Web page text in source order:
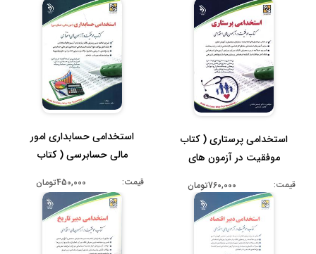
استخدامی پرستاری ( کتاب
موفقیت در آزمون های
قیمت: 760,000تومان
استخدامی حسابداری امور
مالی حسابرسی ( کتاب
قیمت: 450,000تومان